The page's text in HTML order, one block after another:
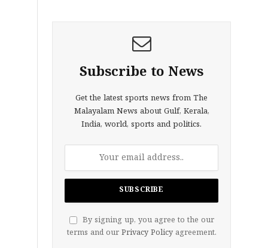
Subscribe to News
Get the latest sports news from The
Malayalam News about Gulf, Kerala,
India, world, sports and politics.
By signing up, you agree to the our
terms and our Privacy Policyagreement.